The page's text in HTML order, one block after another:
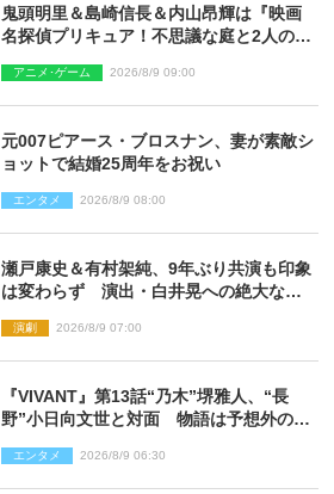
鬼頭明里＆島崎信長＆内山昂輝は『映画
名探偵プリキュア！不思議な庭と2人の秘
アニメ･ゲーム 2026/8/9 09:00
元007ピアース・ブロスナン、妻が素敵シ
ョットで結婚25周年をお祝い
エンタメ 2026/8/9 08:00
瀬戸康史＆有村架純、9年ぶり共演も印象
は変わらず 演出・白井晃への絶大なる
演劇 2026/8/9 07:00
『VIVANT』第13話“乃木”堺雅人、“長
野”小日向文世と対面 物語は予想外の展
エンタメ 2026/8/9 06:30